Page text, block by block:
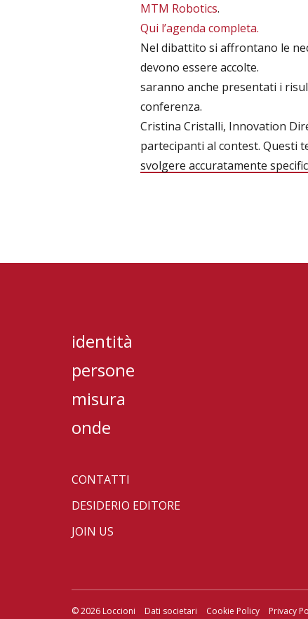
MTM Robotics.
Qui l’agenda completa.
Nel dibattito si affrontano le
devono essere accolte.
saranno anche presentati i
conferenza.
Cristina Cristalli, Innovation
partecipanti al contest. Questi
svolgere accuratamente
identità
persone
misura
onde
CONTATTI
DESIDERIO EDITORE
JOIN US
© 2026 Loccioni Dati societari Cookie Policy Privacy